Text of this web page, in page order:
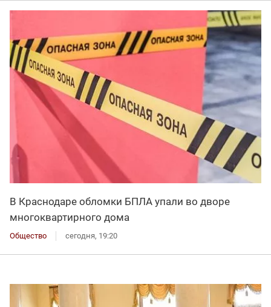
В Краснодаре обломки БПЛА упали во дворе
многоквартирного дома
Общество сегодня, 19:20